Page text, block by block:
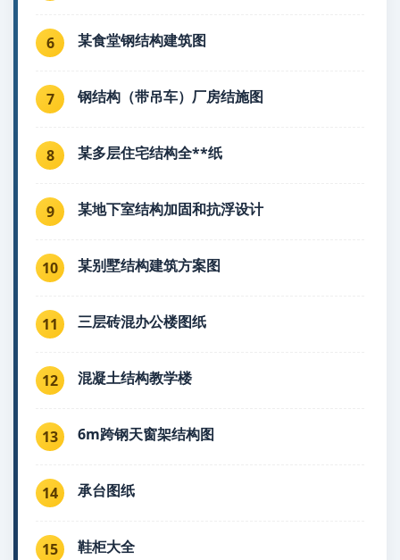
6 某食堂钢结构建筑图
7 钢结构（带吊车）厂房结施图
8 某多层住宅结构全**纸
9 某地下室结构加固和抗浮设计
10 某别墅结构建筑方案图
11 三层砖混办公楼图纸
12 混凝土结构教学楼
13 6m跨钢天窗架结构图
14 承台图纸
15 鞋柜大全